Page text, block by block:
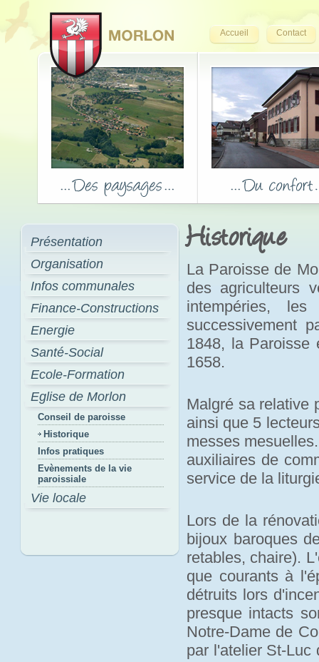
Accueil Contact
Présentation
Organisation
Infos communales
Finance-Constructions
Energie
Santé-Social
Ecole-Formation
Eglise de Morlon
Conseil de paroisse
Historique
Infos pratiques
Evènements de la vie
paroissiale
Vie locale
Historique
La Paroisse de
des agriculteurs
intempéries,
successivement
1848, la Paroisse
1658.
Malgré sa relative
ainsi que 5
messes
auxiliaires de
service de la
Lors de la
bijoux baroques
retables, chaire).
que courants à
détruits lors
presque intacts
Notre-Dame de
par l'atelier St-Luc